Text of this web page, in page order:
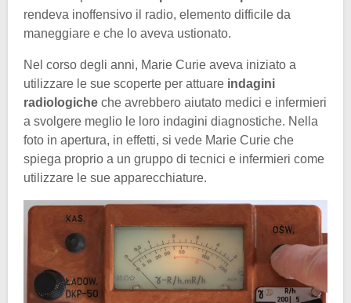
rendeva inoffensivo il radio, elemento difficile da
maneggiare e che lo aveva ustionato.
Nel corso degli anni, Marie Curie aveva iniziato a
utilizzare le sue scoperte per attuare indagini
radiologiche che avrebbero aiutato medici e infermieri
a svolgere meglio le loro indagini diagnostiche. Nella
foto in apertura, in effetti, si vede Marie Curie che
spiega proprio a un gruppo di tecnici e infermieri come
utilizzare le sue apparecchiature.